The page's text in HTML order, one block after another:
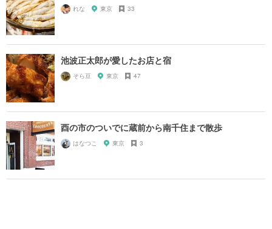
れな 東京 33
池波正太郎が愛したお店と宿
そら豆 東京 47
酉の市のついでに蔵前から南千住まで散歩
はなつこ 東京 3